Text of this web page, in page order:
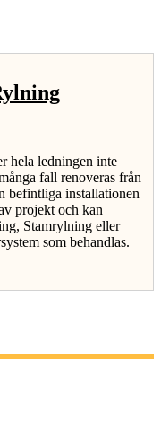
hela ledningen inte
fall renoveras från
befintliga installationen
projekt och kan
Stamrylning eller
som behandlas.